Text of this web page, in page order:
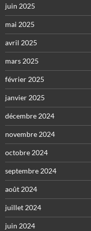
juin 2025
mai 2025
avril 2025
mars 2025
février 2025
janvier 2025
décembre 2024
novembre 2024
octobre 2024
septembre 2024
août 2024
juillet 2024
juin 2024